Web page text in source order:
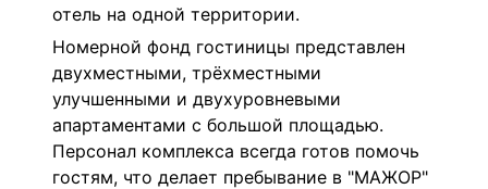
отель на одной территории.
Номерной фонд гостиницы представлен
двухместными, трёхместными
улучшенными и двухуровневыми
апартаментами с большой площадью.
Персонал комплекса всегда готов помочь
гостям, что делает пребывание в "МАЖОР"